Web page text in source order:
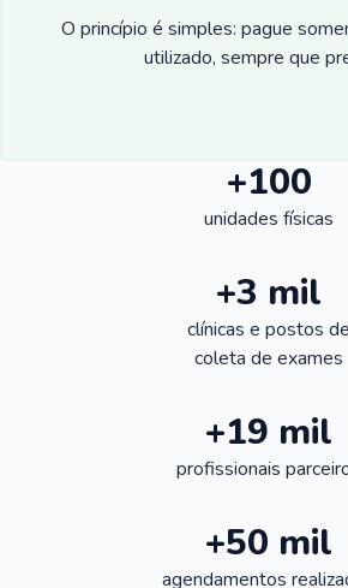
O princípio é simples: pague
utilizado, sempre que
+100
unidades físicas
+3 mil
clínicas e postos de
coleta de exames
+19 mil
profissionais
+50 mil
agendamentos